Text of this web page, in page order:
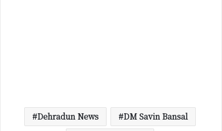
Dehradun News
DM Savin Bansal